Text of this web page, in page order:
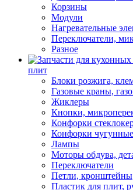
Корзины
Модули
Нагревательные
Переключатели,
Разное
плит
Блоки розжига,
Газовые краны,
Жиклеры
Кнопки,
Конфорки
Конфорки чугунные
Лампы
Моторы обдува,
Переключатели
Петли, кронштейны
Пластик для плит,